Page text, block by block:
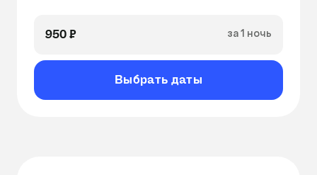
950 ₽ за 1 ночь
Выбрать даты